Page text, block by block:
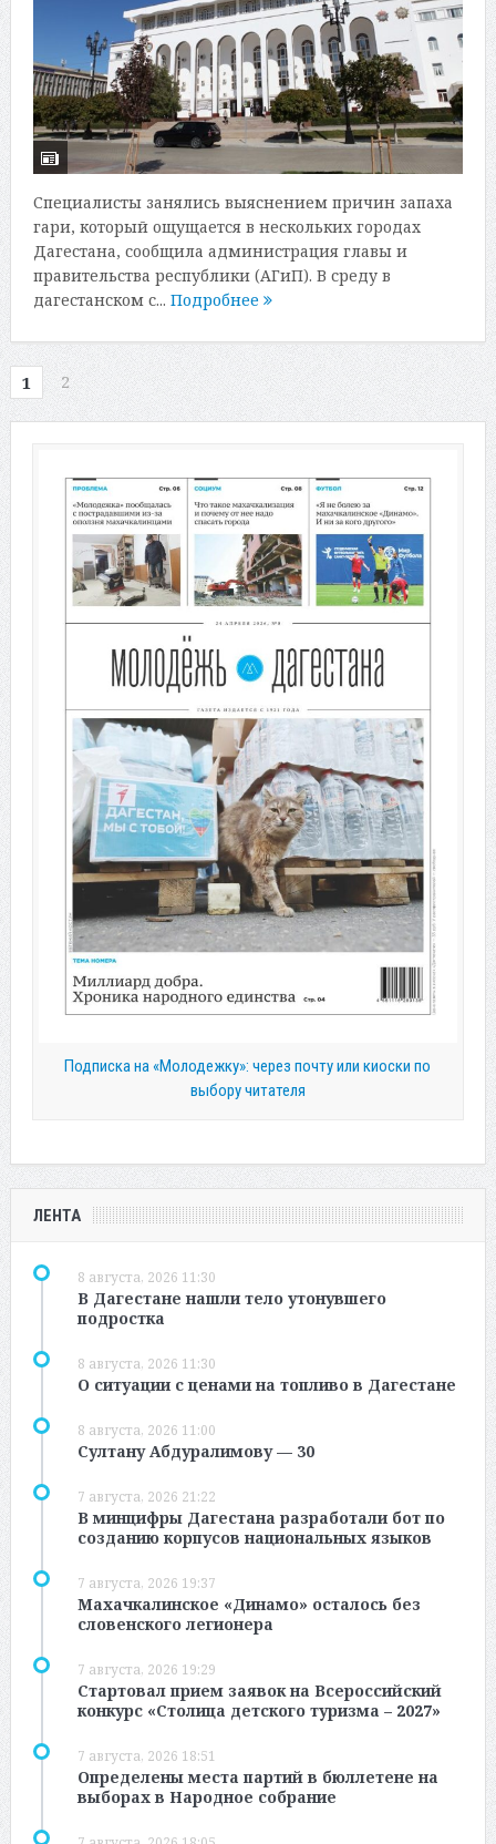
Специалисты занялись выяснением причин запаха
гари, который ощущается в нескольких городах
Дагестана, сообщила администрация главы и
правительства республики (АГиП). В среду в
дагестанском с... Подробнее
1 2
Подписка на «Молодежку»: через почту или киоски по
выбору читателя
ЛЕНТА
8 августа, 2026 11:30
В Дагестане нашли тело утонувшего
подростка
8 августа, 2026 11:30
О ситуации с ценами на топливо в Дагестане
8 августа, 2026 11:00
Султану Абдуралимову — 30
7 августа, 2026 21:22
В минцифры Дагестана разработали бот по
созданию корпусов национальных языков
7 августа, 2026 19:37
Махачкалинское «Динамо» осталось без
словенского легионера
7 августа, 2026 19:29
Стартовал прием заявок на Всероссийский
конкурс «Столица детского туризма – 2027»
7 августа, 2026 18:51
Определены места партий в бюллетене на
выборах в Народное собрание